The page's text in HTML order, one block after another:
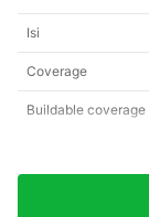
Isi
Coverage
Buildable coverage